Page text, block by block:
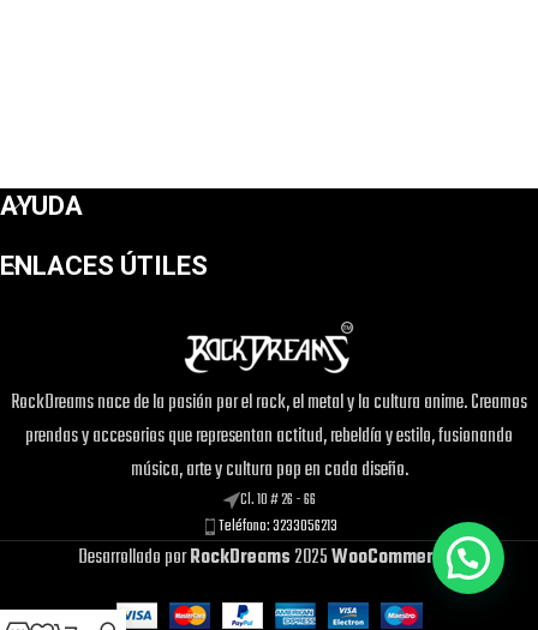
AYUDA
ENLACES ÚTILES
RockDreams nace de la pasión por el rock, el metal y la cultura anime. Creamos
prendas y accesorios que representan actitud, rebeldía y estilo, fusionando
música, arte y cultura pop en cada diseño.
Cl. 10 # 26 - 66
Teléfono: 3233056213
Desarrollado porRockDreams2025WooCommerce.